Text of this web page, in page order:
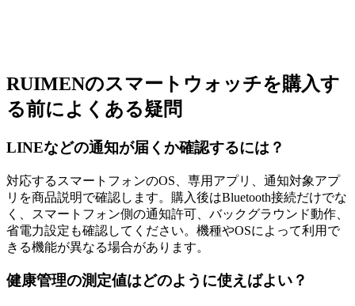
RUIMENのスマートウォッチを購入す
る前によくある疑問
LINEなどの通知が届くか確認するには？
対応するスマートフォンのOS、専用アプリ、通知対象アプ
リを商品説明で確認します。購入後はBluetooth接続だけでな
く、スマートフォン側の通知許可、バックグラウンド動作、
省電力設定も確認してください。機種やOSによって利用で
きる機能が異なる場合があります。
健康管理の測定値はどのように使えばよい？